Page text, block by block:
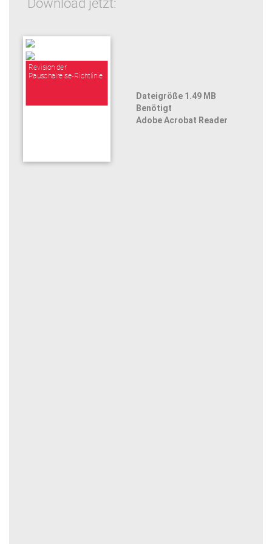
Download jetzt:
Revision der
Pauschalreise-Richtlinie
Dateigröße 1.49 MB
Benötigt
Adobe Acrobat Reader